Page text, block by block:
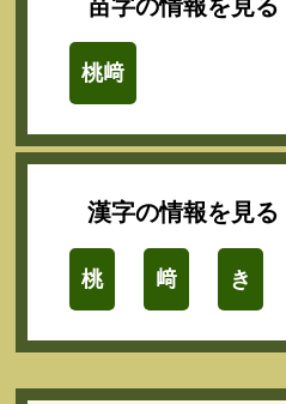
桃﨑
漢字の情報を見る
桃 﨑 き